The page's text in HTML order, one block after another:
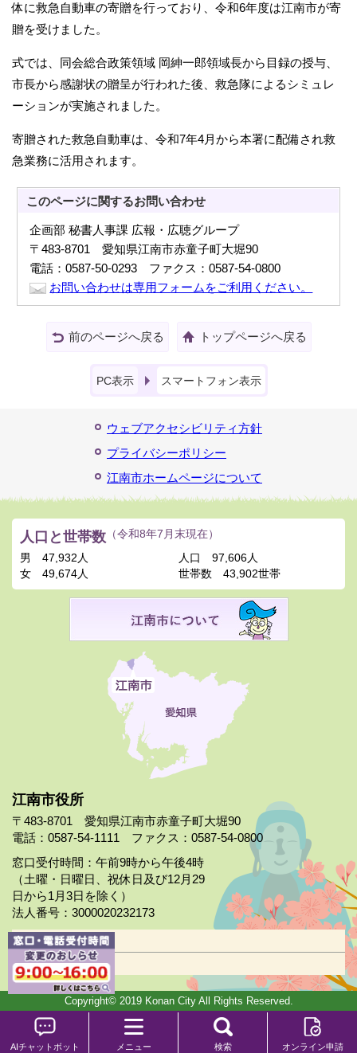
体に救急自動車の寄贈を行っており、令和6年度は江南市が寄
贈を受けました。
式では、同会総合政策領域 岡紳一郎領域長から目録の授与、
市長から感謝状の贈呈が行われた後、救急隊によるシミュレ
ーションが実施されました。
寄贈された救急自動車は、令和7年4月から本署に配備され救
急業務に活用されます。
このページに関するお問い合わせ
企画部 秘書人事課 広報・広聴グループ
〒483-8701 愛知県江南市赤童子町大堀90
電話：0587-50-0293 ファクス：0587-54-0800
お問い合わせは専用フォームをご利用ください。
前のページへ戻る トップページへ戻る
PC表示 スマートフォン表示
AIチャットボット メニュー 検索 オンライン申請
ウェブアクセシビリティ方針
プライバシーポリシー
江南市ホームページについて
江南市役所
〒483-8701 愛知県江南市赤童子町大堀90
電話：0587-54-1111 ファクス：0587-54-0800
窓口受付時間：午前9時から午後4時
（土曜・日曜日、祝休日及び12月29
日から1月3日を除く）
法人番号：3000020232173
市役所案内
日曜市役所
人口と世帯数 （令和8年7月末現在）
男
47,932人
女
49,674人
人口
97,606人
世帯数
43,902世帯
Copyright© 2019 Konan City All Rights Reserved.